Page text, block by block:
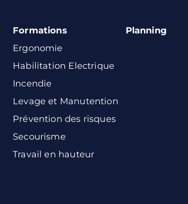
Formations
Ergonomie
Habilitation Electrique
Incendie
Levage et Manutention
Prévention des risques
Secourisme
Travail en hauteur
Planning